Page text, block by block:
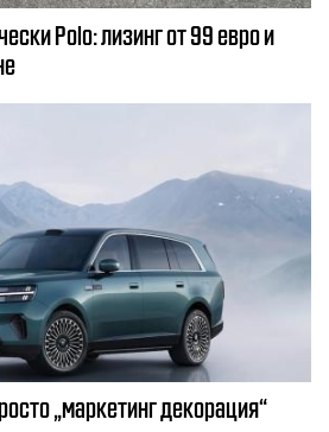
Polo: лизинг от 99 евро и
„маркетинг декорация“